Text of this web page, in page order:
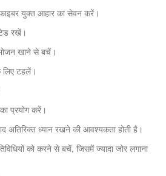
युक्त आहार का सेवन करें।
रखें।
खाने से बचें।
लिए टहलें।
प्रयोग करें।
अतिरिक्त ध्यान रखने की आवश्यकता होती है।
को करने से बचें, जिसमें ज्यादा जोर लगाना